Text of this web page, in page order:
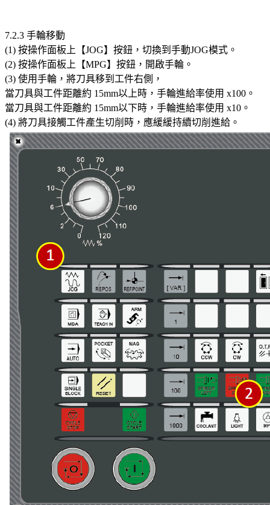
7.2.3 手輪移動
(1) 按操作面板上【JOG】按鈕，切換到手動JOG模式。
(2) 按操作面板上【MPG】按鈕，開啟手輪。
(3) 使用手輪，將刀具移到工件右側，
當刀具與工件距離約 15mm以上時，手輪進給率使用 x100。
當刀具與工件距離約 15mm以下時，手輪進給率使用 x10。
(4) 將刀具接觸工件產生切削時，應緩緩持續切削進給。